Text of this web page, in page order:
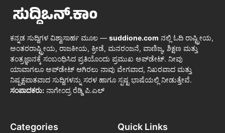
ಕನ್ನಡ ಸುದ್ದಿಗಳ ವಿಶ್ವಾಸಾರ್ಹ ಮೂಲ — suddione.com ನಲ್ಲಿ ಓದಿ ರಾಷ್ಟ್ರೀಯ,
ಅಂತರರಾಷ್ಟ್ರೀಯ, ರಾಜಕೀಯ, ಕ್ರೀಡೆ, ಮನರಂಜನೆ, ವಾಣಿಜ್ಯ, ಶಿಕ್ಷಣ ಮತ್ತು
ತಂತ್ರಜ್ಞಾನಕ್ಕೆ ಸಂಬಂಧಿಸಿದ ಪ್ರತಿಯೊಂದು ಪ್ರಮುಖ ಅಪ್‌ಡೇಟ್. ನೀವು
ಯಾವಾಗಲೂ ಅಪ್‌ಡೇಟ್ ಆಗಿರಲು ನಾವು ವೇಗವಾದ, ನಿಖರವಾದ ಮತ್ತು
ನಿಷ್ಪಕ್ಷಪಾತವಾದ ಸುದ್ದಿಗಳನ್ನು ಸರಳ ಹಾಗೂ ಸ್ಪಷ್ಟ ಭಾಷೆಯಲ್ಲಿ ನೀಡುತ್ತೇವೆ.
ಸಂಪಾದಕರು: ನಾಗೇಂದ್ರ ರೆಡ್ಡಿ ಪಿ.ಎಲ್
Categories Quick Links